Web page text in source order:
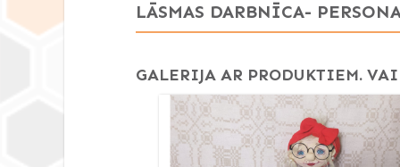
LĀSMAS DARBNĪCA-
GALERIJA AR PRODUKTIEM.